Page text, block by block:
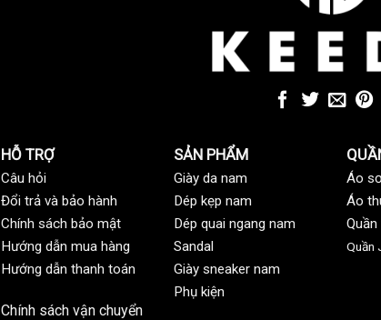
HỖ TRỢ
Câu hỏi
Đổi trả và bảo hành
Chính sách bảo mật
Hướng dẫn mua hàng
Hướng dẫn thanh toán
Chính sách vận chuyển
SẢN PHẨM
Giày da nam
Dép kẹp nam
Dép quai ngang nam
Sandal
Giày sneaker nam
Phụ kiện
Áo
Áo
Quần